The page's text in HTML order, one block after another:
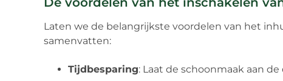
Laten we de belangrijkste voordelen van het
samenvatten:
Tijdbesparing: Laat de schoonmaak aan